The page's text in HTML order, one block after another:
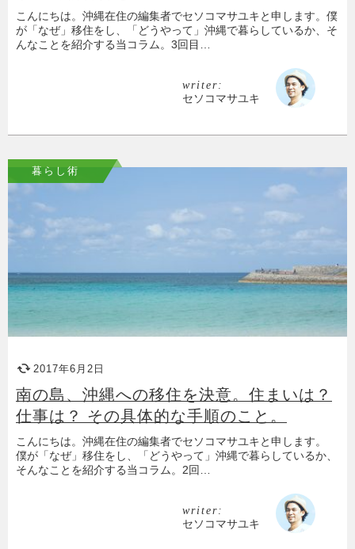
こんにちは。沖縄在住の編集者でセソコマサユキと申します。僕
が「なぜ」移住をし、「どうやって」沖縄で暮らしているか、そ
んなことを紹介する当コラム。3回目…
writer:
セソコマサユキ
暮らし術
2017年6月2日
南の島、沖縄への移住を決意。住まいは？
仕事は？ その具体的な手順のこと。
こんにちは。沖縄在住の編集者でセソコマサユキと申します。
僕が「なぜ」移住をし、「どうやって」沖縄で暮らしているか、
そんなことを紹介する当コラム。2回…
writer:
セソコマサユキ